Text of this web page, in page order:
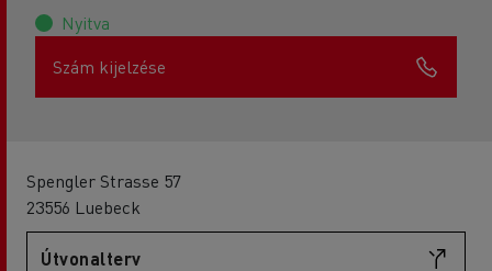
Nyitva
Szám kijelzése
Spengler Strasse 57
23556 Luebeck
Útvonalterv